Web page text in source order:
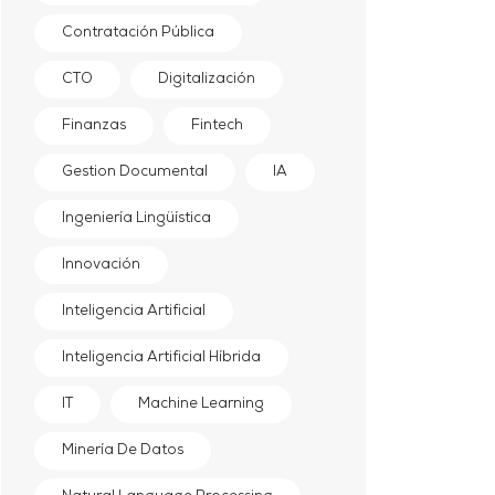
Contratación Pública
CTO Digitalización
Finanzas Fintech
Gestion Documental IA
Ingeniería Lingüística
Innovación
Inteligencia Artificial
Inteligencia Artificial Híbrida
Machine Learning
Minería De Datos